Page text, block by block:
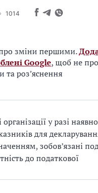
1014
зміни першими.
Google, щоб не
та роз’яснення
у разі
для
зобов’язані
до податкової